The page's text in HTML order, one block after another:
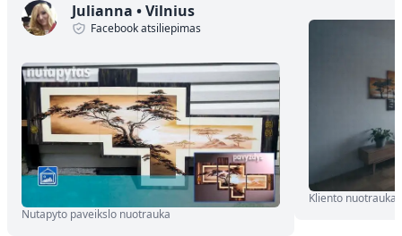
Julianna •Vilnius
Facebook atsiliepimas
Nutapyto paveikslo nuotrauka
Kliento nuotrauka